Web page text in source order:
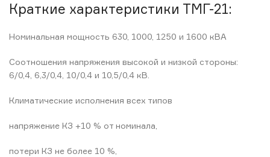
Краткие характеристики ТМГ-21:
Номинальная мощность 630, 1000, 1250 и 1600 кВА
Соотношения напряжения высокой и низкой стороны:
6/0,4, 6,3/0,4, 10/0,4 и 10,5/0,4 кВ.
Климатические исполнения всех типов
напряжение КЗ +10 % от номинала,
потери КЗ не более 10 %,